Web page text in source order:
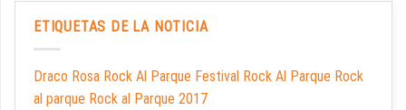
ETIQUETAS DE LA NOTICIA
Draco Rosa Rock Al Parque Festival Rock Al Parque Rock
al parque Rock al Parque 2017